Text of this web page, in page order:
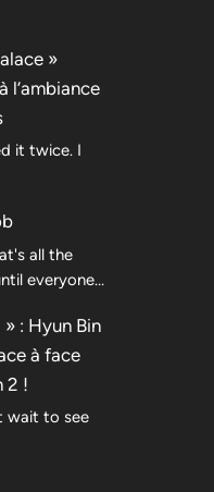
»
l’ambiance
it twice. I
all the
everyone…
: Hyun Bin
à face
2 !
wait to see